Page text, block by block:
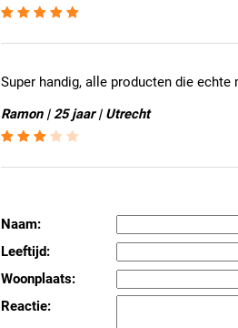
Super handig, alle producten die echte
Ramon | 25 jaar | Utrecht
Naam:
Leeftijd:
Woonplaats:
Reactie: